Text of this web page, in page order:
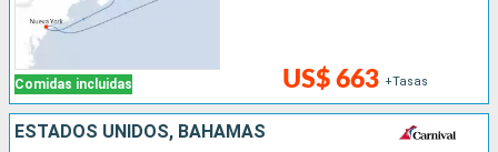
Comidas incluidas US$ 663 +Tasas
ESTADOS UNIDOS, BAHAMAS